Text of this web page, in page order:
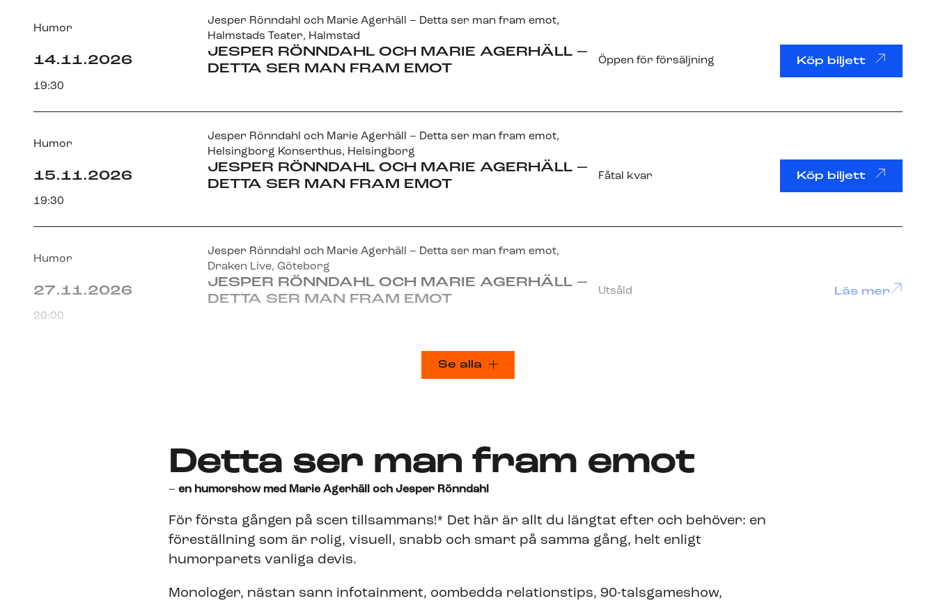
Humor
Jesper Rönndahl och Marie Agerhäll – Detta ser man fram emot,
Halmstads Teater, Halmstad
14.11.2026
JESPER RÖNNDAHL OCH MARIE AGERHÄLL –
DETTA SER MAN FRAM EMOT
Öppen för försäljning Köp biljett
19:30
Humor
Jesper Rönndahl och Marie Agerhäll – Detta ser man fram emot,
Helsingborg Konserthus, Helsingborg
15.11.2026
JESPER RÖNNDAHL OCH MARIE AGERHÄLL –
DETTA SER MAN FRAM EMOT
Fåtal kvar Köp biljett
19:30
Humor
Jesper Rönndahl och Marie Agerhäll – Detta ser man fram emot,
Draken Live, Göteborg
27.11.2026
JESPER RÖNNDAHL OCH MARIE AGERHÄLL –
DETTA SER MAN FRAM EMOT
Utsåld Läs mer
20:00
Se alla
Detta ser man fram emot
– en humorshow med Marie Agerhäll och Jesper Rönndahl
För första gången på scen tillsammans!* Det här är allt du längtat efter och behöver: en
föreställning som är rolig, visuell, snabb och smart på samma gång, helt enligt
humorparets vanliga devis.
Monologer, nästan sann infotainment, oombedda relationstips, 90-talsgameshow,